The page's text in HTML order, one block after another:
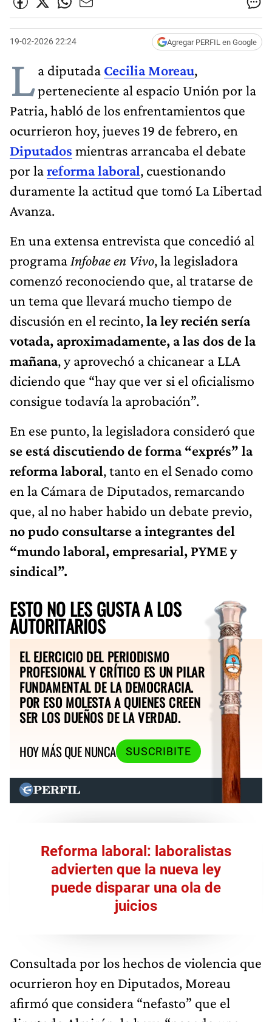
19-02-2026 22:24 Agregar PERFIL en Google
La diputada Cecilia Moreau,
perteneciente al espacio Unión por la
Patria, habló de los enfrentamientos que
ocurrieron hoy, jueves 19 de febrero, en
Diputados mientras arrancaba el debate
por lareforma laboral, cuestionando
duramente la actitud que tomó La Libertad
Avanza.
En una extensa entrevista que concedió al
programa Infobae en Vivo, la legisladora
comenzó reconociendo que, al tratarse de
un tema que llevará mucho tiempo de
discusión en el recinto,la ley recién sería
votada, aproximadamente, a las dos de la
mañana, y aprovechó a chicanear a LLA
diciendo que “hay que ver si el oficialismo
consigue todavía la aprobación”.
En ese punto, la legisladora consideró que
se está discutiendo de forma “exprés” la
reforma laboral, tanto en el Senado como
en la Cámara de Diputados, remarcando
que, al no haber habido un debate previo,
no pudo consultarse a integrantes del
“mundo laboral, empresarial, PYME y
sindical”.
ESTO NO LES GUSTA A LOS
AUTORITARIOS
EL EJERCICIO DEL PERIODISMO
PROFESIONAL Y CRÍTICO ES UN PILAR
FUNDAMENTAL DE LA DEMOCRACIA.
POR ESO MOLESTA A QUIENES CREEN
SER LOS DUEÑOS DE LA VERDAD.
HOY MÁS QUE NUNCA
SUSCRIBITE
Reforma laboral: laboralistas
advierten que la nueva ley
puede disparar una ola de
juicios
Consultada por los hechos de violencia que
ocurrieron hoy en Diputados, Moreau
afirmó que considera “nefasto” que el